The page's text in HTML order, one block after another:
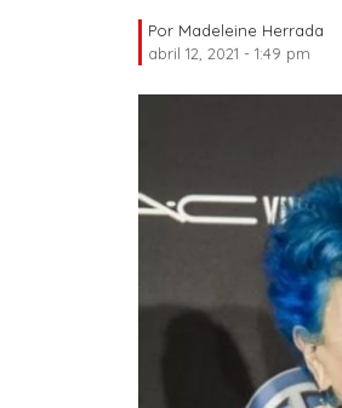
Por Madeleine Herrada
abril 12, 2021 - 1:49 pm